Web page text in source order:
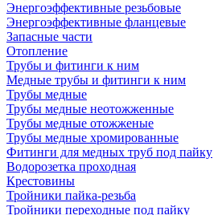
Энергоэффективные резьбовые
Энергоэффективные фланцевые
Запасные части
Отопление
Трубы и фитинги к ним
Медные трубы и фитинги к ним
Трубы медные
Трубы медные неотожженные
Трубы медные отожженые
Трубы медные хромированные
Фитинги для медных труб под пайку
Водорозетка проходная
Крестовины
Тройники пайка-резьба
Тройники переходные под пайку